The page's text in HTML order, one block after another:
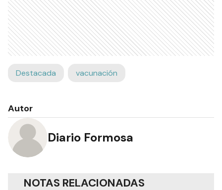
Destacada vacunación
Autor
Diario Formosa
NOTAS RELACIONADAS